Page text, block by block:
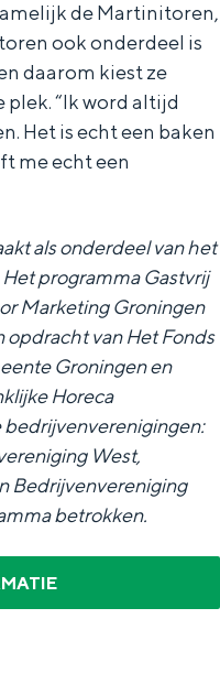
de Martinitoren,
ook onderdeel is
daarom kiest ze
plek. “Ik word altijd
Het is echt een baken
me echt een
als onderdeel van het
programma Gastvrij
Marketing Groningen
van Het Fonds
Groningen en
Horeca
bedrijvenverenigingen:
West,
Bedrijvenvereniging
betrokken.